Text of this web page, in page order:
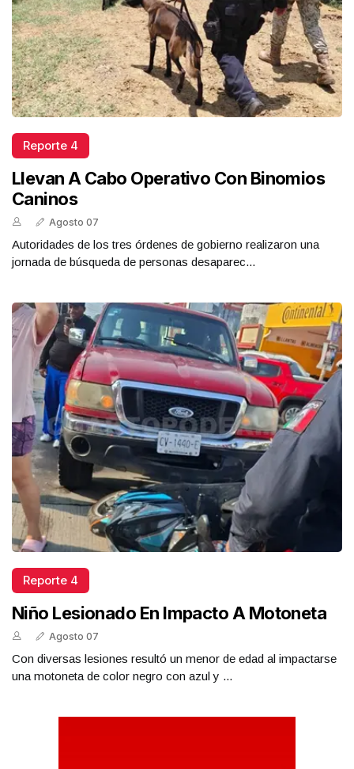
Reporte 4
Llevan A Cabo Operativo Con Binomios
Caninos
Agosto 07
Autoridades de los tres órdenes de gobierno realizaron una
jornada de búsqueda de personas desaparec...
Reporte 4
Niño Lesionado En Impacto A Motoneta
Agosto 07
Con diversas lesiones resultó un menor de edad al impactarse
una motoneta de color negro con azul y ...